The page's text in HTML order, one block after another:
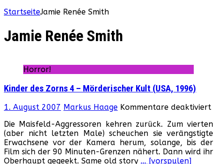
StartseiteJamie Renée Smith
Jamie Renée Smith
Horror!
Kinder des Zorns 4 – Mörderischer Kult (USA, 1996)
1. August 2007 Markus Haage Kommentare deaktiviert
4
–
Die Maisfeld-Aggressoren kehren zurück. Zum vierten
(aber nicht letzten Male) scheuchen sie verängstigte
Erwachsene vor der Kamera herum, solange, bis der
Film sich der 90 Minuten-Grenzen nähert. Dann wird ihr
Oberhaupt gegeekt. Same old story … [vorspulen]